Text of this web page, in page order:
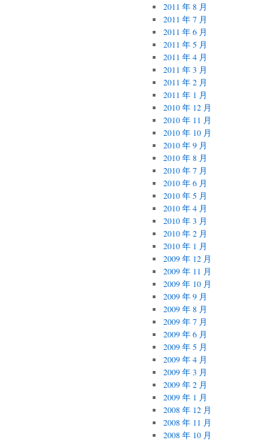
2011 年 8 月
2011 年 7 月
2011 年 6 月
2011 年 5 月
2011 年 4 月
2011 年 3 月
2011 年 2 月
2011 年 1 月
2010 年 12 月
2010 年 11 月
2010 年 10 月
2010 年 9 月
2010 年 8 月
2010 年 7 月
2010 年 6 月
2010 年 5 月
2010 年 4 月
2010 年 3 月
2010 年 2 月
2010 年 1 月
2009 年 12 月
2009 年 11 月
2009 年 10 月
2009 年 9 月
2009 年 8 月
2009 年 7 月
2009 年 6 月
2009 年 5 月
2009 年 4 月
2009 年 3 月
2009 年 2 月
2009 年 1 月
2008 年 12 月
2008 年 11 月
2008 年 10 月